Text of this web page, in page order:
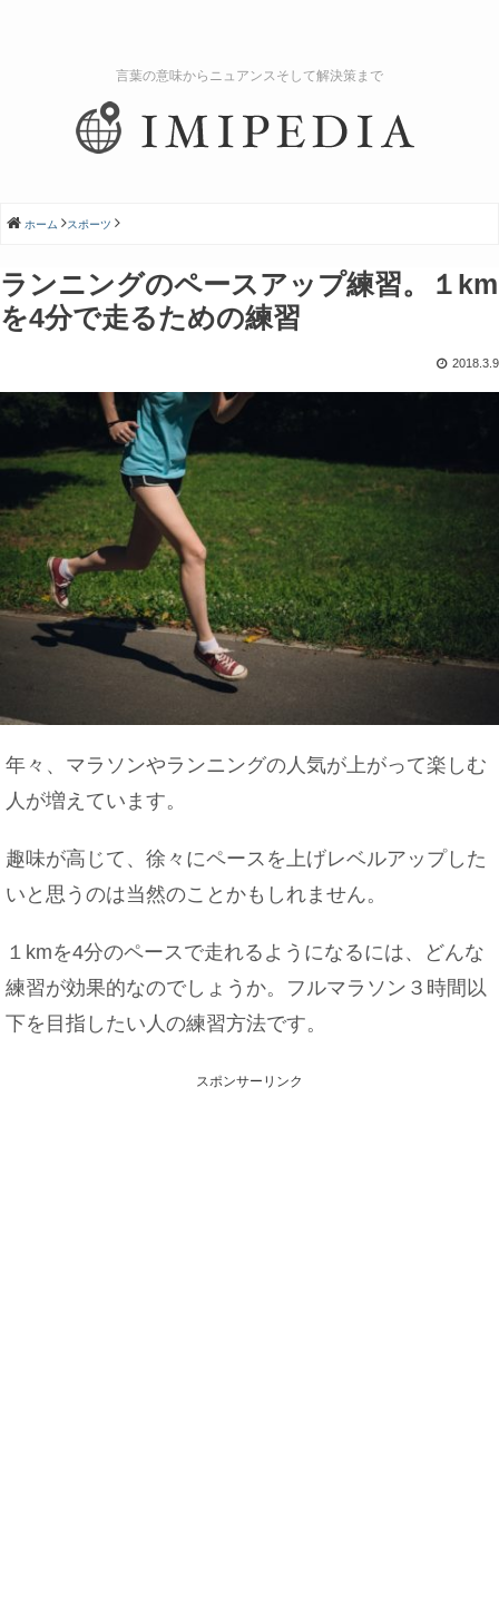
言葉の意味からニュアンスそして解決策まで
ホーム スポーツ
ランニングのペースアップ練習。１km
を4分で走るための練習
2018.3.9
年々、マラソンやランニングの人気が上がって楽しむ
人が増えています。
趣味が高じて、徐々にペースを上げレベルアップした
いと思うのは当然のことかもしれません。
１kmを4分のペースで走れるようになるには、どんな
練習が効果的なのでしょうか。フルマラソン３時間以
下を目指したい人の練習方法です。
スポンサーリンク